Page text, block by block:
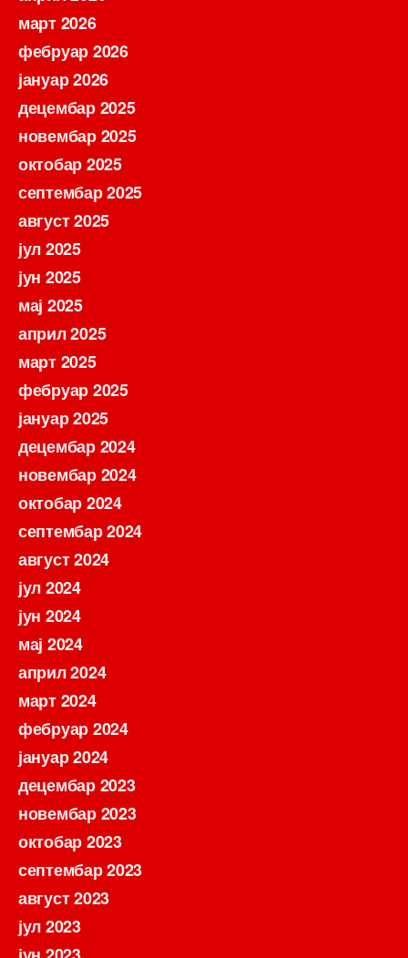
март 2026
фебруар 2026
јануар 2026
децембар 2025
новембар 2025
октобар 2025
септембар 2025
август 2025
јул 2025
јун 2025
мај 2025
април 2025
март 2025
фебруар 2025
јануар 2025
децембар 2024
новембар 2024
октобар 2024
септембар 2024
август 2024
јул 2024
јун 2024
мај 2024
април 2024
март 2024
фебруар 2024
јануар 2024
децембар 2023
новембар 2023
октобар 2023
септембар 2023
август 2023
јул 2023